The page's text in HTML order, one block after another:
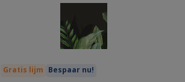
Gratis lijm Bespaar nu!